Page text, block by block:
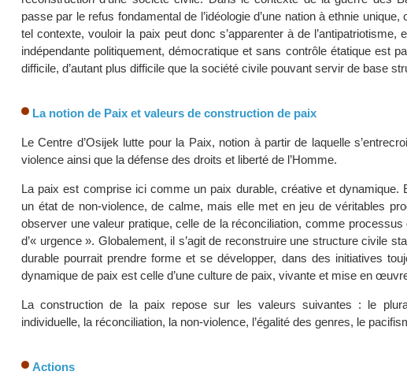
passe par le refus fondamental de l’idéologie d’une nation à ethnie unique,
tel contexte, vouloir la paix peut donc s’apparenter à de l’antipatriotisme,
indépendante politiquement, démocratique et sans contrôle étatique est
difficile, d’autant plus difficile que la société civile pouvant servir de base
La notion de Paix et valeurs de construction de paix
Le Centre d’Osijek lutte pour la Paix, notion à partir de laquelle
violence ainsi que la défense des droits et liberté de l’Homme.
La paix est comprise ici comme un paix durable, créative et dynamique.
un état de non-violence, de calme, mais elle met en jeu de véritables
observer une valeur pratique, celle de la réconciliation, comme processus
d’« urgence ». Globalement, il s’agit de reconstruire une structure civile
durable pourrait prendre forme et se développer, dans des initiatives
dynamique de paix est celle d’une culture de paix, vivante et mise en
La construction de la paix repose sur les valeurs suivantes : le
individuelle, la réconciliation, la non-violence, l’égalité des genres, le
Actions